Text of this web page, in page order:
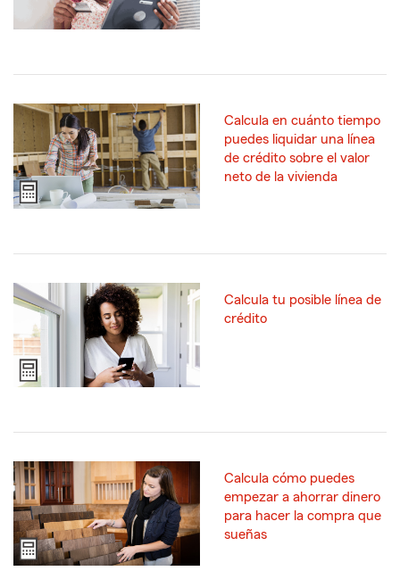
Calcula en cuánto tiempo
puedes liquidar una línea
de crédito sobre el valor
neto de la vivienda
Calcula tu posible línea de
crédito
Calcula cómo puedes
empezar a ahorrar dinero
para hacer la compra que
sueñas